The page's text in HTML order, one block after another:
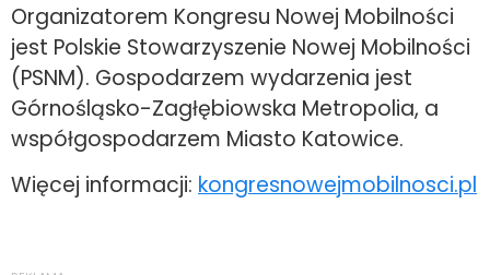
Organizatorem Kongresu Nowej Mobilności
jest Polskie Stowarzyszenie Nowej Mobilności
(PSNM). Gospodarzem wydarzenia jest
Górnośląsko-Zagłębiowska Metropolia, a
współgospodarzem Miasto Katowice.
Więcej informacji: kongresnowejmobilnosci.pl